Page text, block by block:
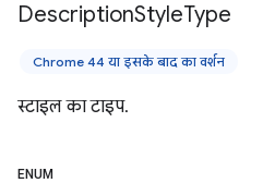
DescriptionStyleType
Chrome 44 या इसके बाद का वर्शन
स्टाइल का टाइप.
ENUM